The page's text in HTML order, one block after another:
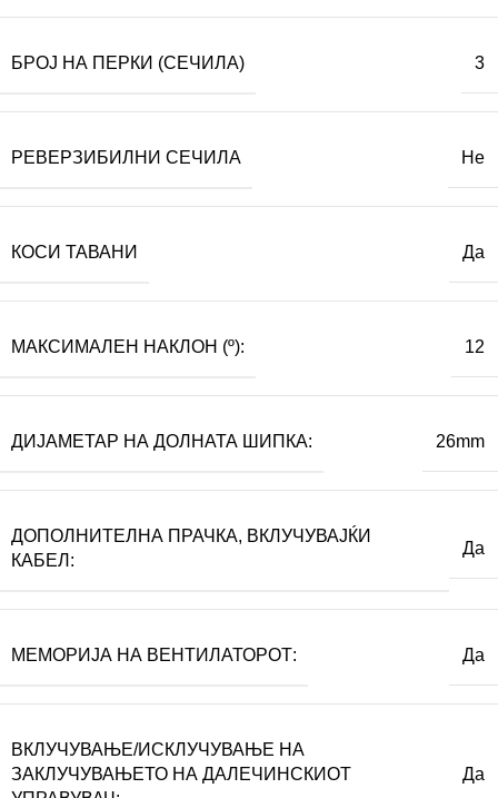
БРОЈ НА ПЕРКИ (СЕЧИЛА) 3
РЕВЕРЗИБИЛНИ СЕЧИЛА Не
КОСИ ТАВАНИ Да
МАКСИМАЛЕН НАКЛОН (º): 12
ДИЈАМЕТАР НА ДОЛНАТА ШИПКА: 26mm
ДОПОЛНИТЕЛНА ПРАЧКА, ВКЛУЧУВАЈЌИ
КАБЕЛ:
Да
МЕМОРИЈА НА ВЕНТИЛАТОРОТ: Да
ВКЛУЧУВАЊЕ/ИСКЛУЧУВАЊЕ НА
ЗАКЛУЧУВАЊЕТО НА ДАЛЕЧИНСКИОТ
Да